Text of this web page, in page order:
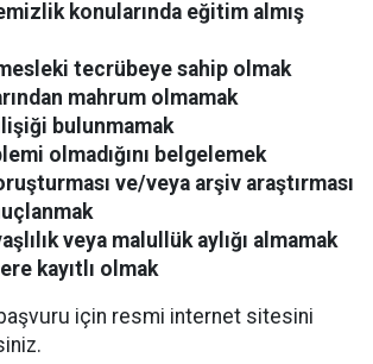
konularında eğitim almış
mesleki tecrübeye sahip olmak
mahrum olmamak
bulunmamak
olmadığını belgelemek
ve/veya arşiv araştırması
veya malullük aylığı almamak
kayıtlı olmak
için resmi internet sitesini